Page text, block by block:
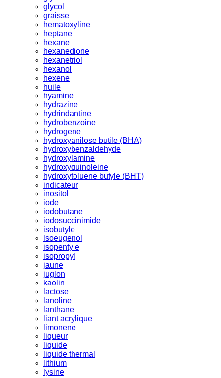
glycol
graisse
hematoxyline
heptane
hexane
hexanedione
hexanetriol
hexanol
hexene
huile
hyamine
hydrazine
hydrindantine
hydrobenzoine
hydrogene
hydroxyanilose butile (BHA)
hydroxybenzaldehyde
hydroxylamine
hydroxyquinoleine
hydroxytoluene butyle (BHT)
indicateur
inositol
iode
iodobutane
iodosuccinimide
isobutyle
isoeugenol
isopentyle
isopropyl
jaune
juglon
kaolin
lactose
lanoline
lanthane
liant acrylique
limonene
liqueur
liquide
liquide thermal
lithium
lysine